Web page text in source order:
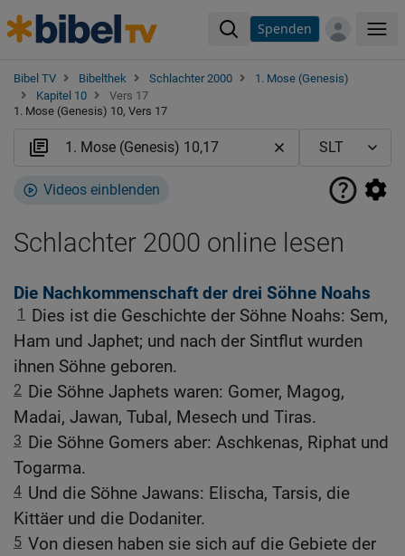
Spenden
Bibel TV Bibelthek Schlachter 2000
1. Mose (Genesis)
Kapitel 10
Vers 17
1. Mose (Genesis) 10, Vers 17
Videos einblenden
Schlachter 2000 online lesen
Die Nachkommenschaft der drei Söhne Noahs
1
Dies ist die Geschichte der Söhne Noahs: Sem,
Ham und Japhet; und nach der Sintflut wurden
ihnen Söhne geboren.
2 Die Söhne Japhets waren: Gomer, Magog,
Madai, Jawan, Tubal, Mesech und Tiras.
3 Die Söhne Gomers aber: Aschkenas, Riphat und
Togarma.
4 Und die Söhne Jawans: Elischa, Tarsis, die
Kittäer und die Dodaniter.
5 Von diesen haben sie sich auf die Gebiete der